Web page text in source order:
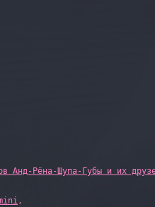
Анд-Рёна-Шупа-Губы и их
,